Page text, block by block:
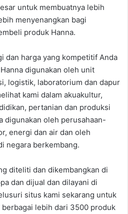
untuk membuatnya lebih
menyenangkan bagi
produk Hanna.
dan harga yang kompetitif Anda
digunakan oleh unit
logistik, laboratorium dan dapur
kami dalam akuakultur,
pertanian dan produksi
digunakan oleh perusahaan-
energi dan air dan oleh
negara berkembang.
diteliti dan dikembangkan di
dan dijual dan dilayani di
situs kami sekarang untuk
berbagai lebih dari 3500 produk